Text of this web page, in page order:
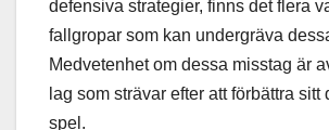
defensiva strategier, finns det flera
fallgropar som kan undergräva
Medvetenhet om dessa misstag är
lag som strävar efter att förbättra sitt
spel.